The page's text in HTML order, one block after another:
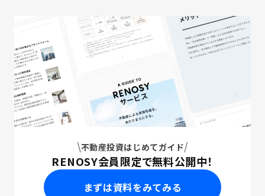
不動産投資はじめてガイド
RENOSY会員限定で無料公開中！
まずは資料をみてみる